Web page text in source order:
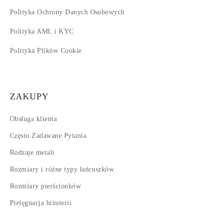
Polityka Ochrony Danych Osobowych
Polityka AML i KYC
Polityka Plików Cookie
ZAKUPY
Obsługa klienta
Często Zadawane Pytania
Rodzaje metali
Rozmiary i różne typy łańcuszków
Rozmiary pierścionków
Pielęgnacja biżuterii